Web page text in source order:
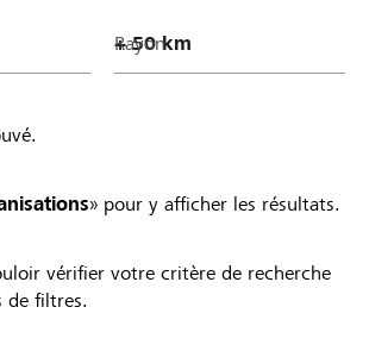
Rayon
» pour y afficher les résultats.
vérifier votre critère de recherche
de filtres.